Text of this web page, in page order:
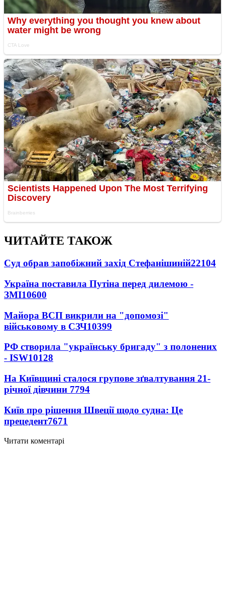
ЧИТАЙТЕ ТАКОЖ
Суд обрав запобіжний захід Стефанішиній22104
Україна поставила Путіна перед дилемою -
ЗМІ10600
Майора ВСП викрили на "допомозі"
військовому в СЗЧ10399
РФ створила "українську бригаду" з полонених
- ISW10128
На Київщині сталося групове зґвалтування 21-
річної дівчини 7794
Київ про рішення Швеції щодо судна: Це
прецедент7671
Читати коментарі